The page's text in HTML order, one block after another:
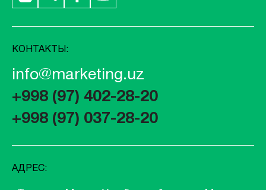
КОНТАКТЫ:
info@marketing.uz
+998 (97) 402-28-20
+998 (97) 037-28-20
АДРЕС: